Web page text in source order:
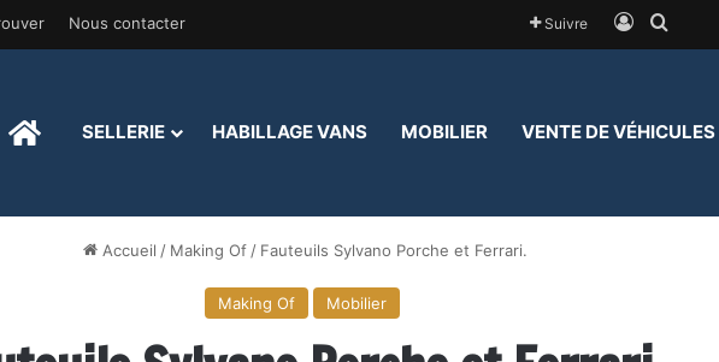
Nous contacter Suivre Connexion
ACCUEILSELLERIE HABILLAGE VANS MOBILIER VENTE DE VÉHICULES
Accueil / Making Of / Fauteuils Sylvano Porche et Ferrari.
Making Of Mobilier